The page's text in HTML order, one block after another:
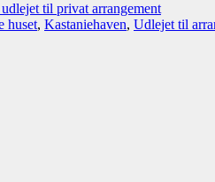
til privat arrangement
huset, Kastaniehaven, Udlejet til